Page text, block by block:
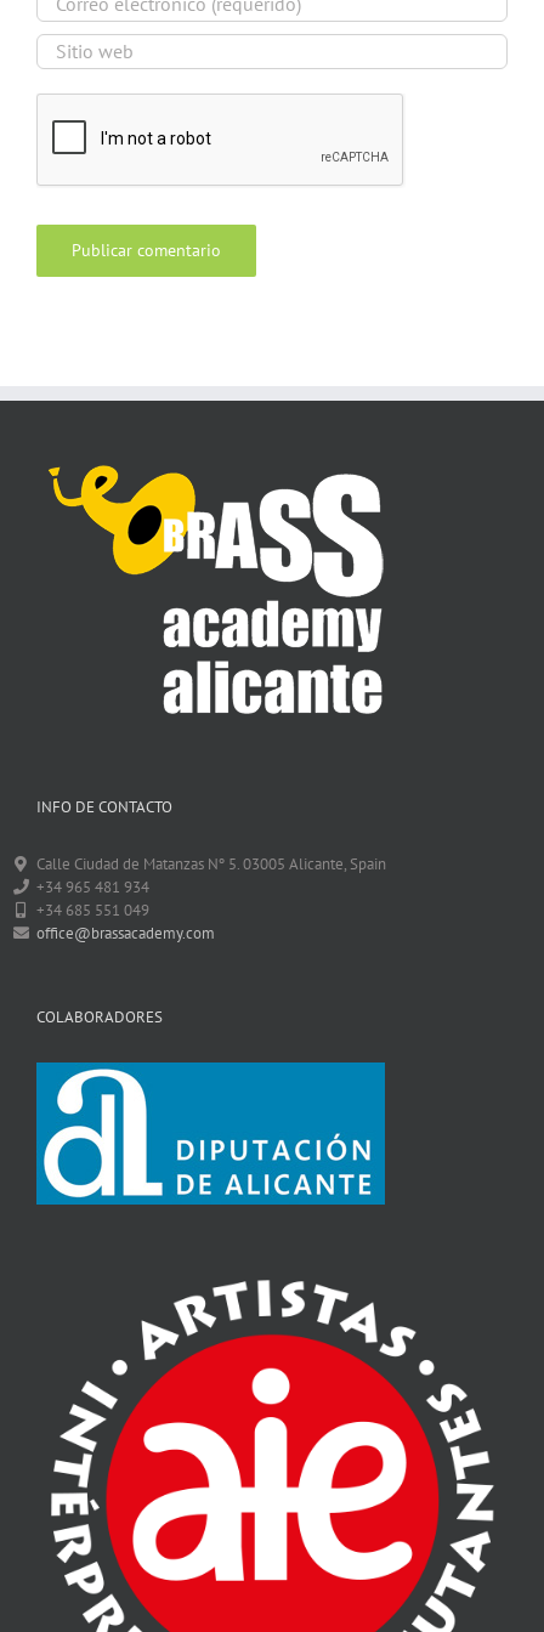
INFO DE CONTACTO
Calle Ciudad de Matanzas Nº 5. 03005 Alicante, Spain
+34 965 481 934
+34 685 551 049
office@brassacademy.com
COLABORADORES